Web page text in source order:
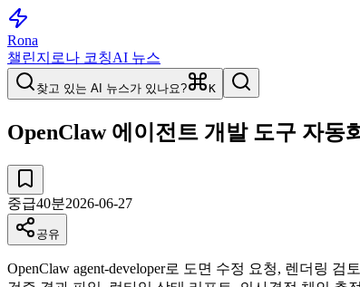
Rona
챌린지 로나 코칭AI 뉴스
찾고 있는 AI 뉴스가 있나요? K
OpenClaw 에이전트 개발 도구 자동
중급40분2026-06-27
공유
OpenClaw agent-developer로 도면 수정 요청, 렌더링